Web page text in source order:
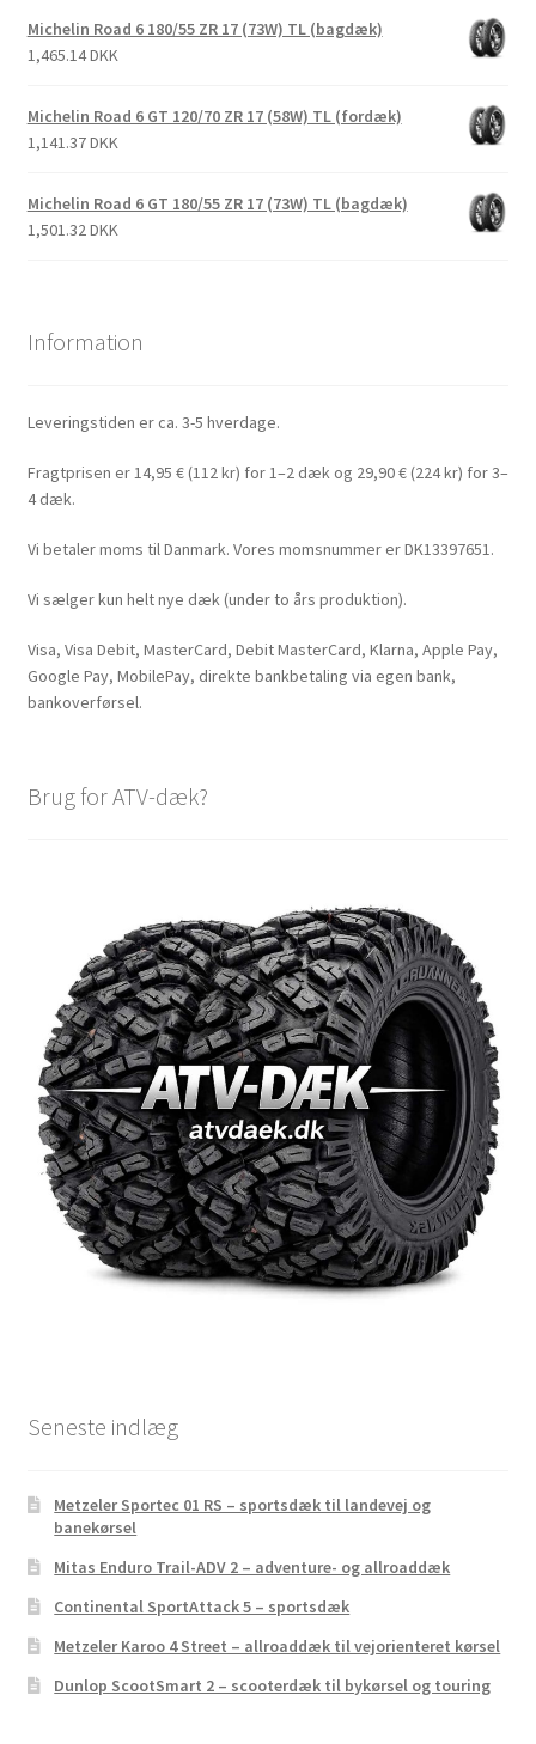
Michelin Road 6 180/55 ZR 17 (73W) TL (bagdæk)
1,465.14 DKK
Michelin Road 6 GT 120/70 ZR 17 (58W) TL (fordæk)
1,141.37 DKK
Michelin Road 6 GT 180/55 ZR 17 (73W) TL (bagdæk)
1,501.32 DKK
Information
Leveringstiden er ca. 3-5 hverdage.
Fragtprisen er 14,95 € (112 kr) for 1–2 dæk og 29,90 € (224 kr) for 3–
4 dæk.
Vi betaler moms til Danmark. Vores momsnummer er DK13397651.
Vi sælger kun helt nye dæk (under to års produktion).
Visa, Visa Debit, MasterCard, Debit MasterCard, Klarna, Apple Pay,
Google Pay, MobilePay, direkte bankbetaling via egen bank,
bankoverførsel.
Brug for ATV-dæk?
Seneste indlæg
Metzeler Sportec 01 RS – sportsdæk til landevej og
banekørsel
Mitas Enduro Trail-ADV 2 – adventure- og allroaddæk
Continental SportAttack 5 – sportsdæk
Metzeler Karoo 4 Street – allroaddæk til vejorienteret kørsel
Dunlop ScootSmart 2 – scooterdæk til bykørsel og touring